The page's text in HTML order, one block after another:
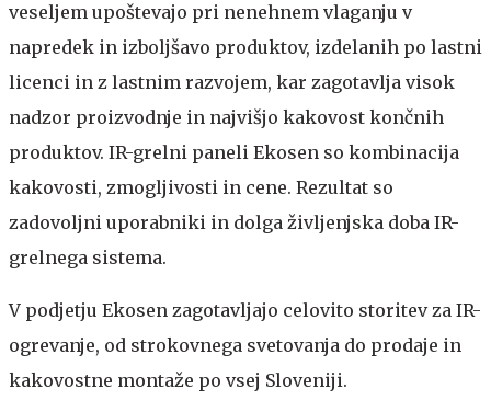
veseljem upoštevajo pri nenehnem vlaganju v
napredek in izboljšavo produktov, izdelanih po lastni
licenci in z lastnim razvojem, kar zagotavlja visok
nadzor proizvodnje in najvišjo kakovost končnih
produktov. IR-grelni paneli Ekosen so kombinacija
kakovosti, zmogljivosti in cene. Rezultat so
zadovoljni uporabniki in dolga življenjska doba IR-
grelnega sistema.
V podjetju Ekosen zagotavljajo celovito storitev za IR-
ogrevanje, od strokovnega svetovanja do prodaje in
kakovostne montaže po vsej Sloveniji.